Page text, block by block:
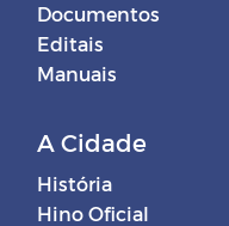
Documentos
Editais
Manuais
A Cidade
História
Hino Oficial